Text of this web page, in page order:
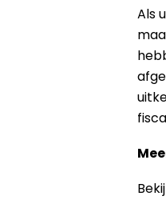
Als